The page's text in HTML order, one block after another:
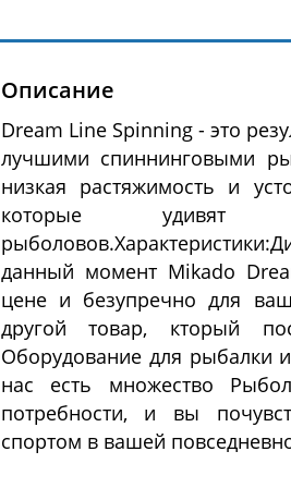
Описание
Dream Line Spinning - это
лучшими спиннинговыми
низкая растяжимость и
которые удивят
данный момент Mikado
цене и безупречно для
другой товар, кторый
Оборудование для рыбалки
нас есть множество
потребности, и вы
спортом в вашей